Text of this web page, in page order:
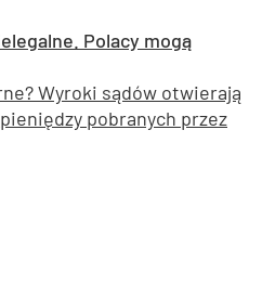
Polacy mogą
Wyroki sądów otwierają
pobranych przez